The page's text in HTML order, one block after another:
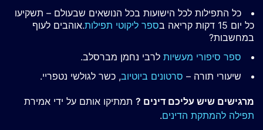
כל התפילות לכל הישועות בכל הנושאים שבעולם – תשקיעו
כל יום 15 דקות קריאה ב
ספר ליקוטי תפילות.אוהבים לעוף
במחשבות?
ספר סיפורי מעשיות לרבי נחמן מברסלב.
שיעורי תורה – סרטונים ביוטיוב, כשר לגולשי נטפריי.
מרגישים שיש עליכם דינים ? תמתיקו אותם על ידי אמירת
תפילה להמתקת הדינים.